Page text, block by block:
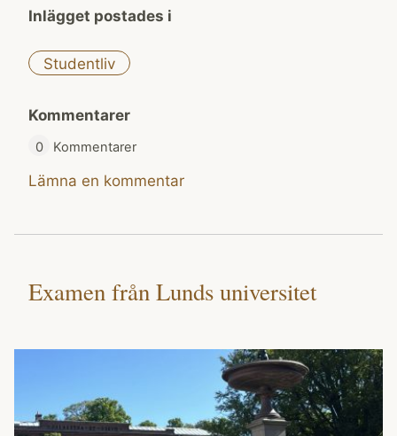
Inlägget postades i
Studentliv
Kommentarer
0 Kommentarer
Lämna en kommentar
Examen från Lunds universitet